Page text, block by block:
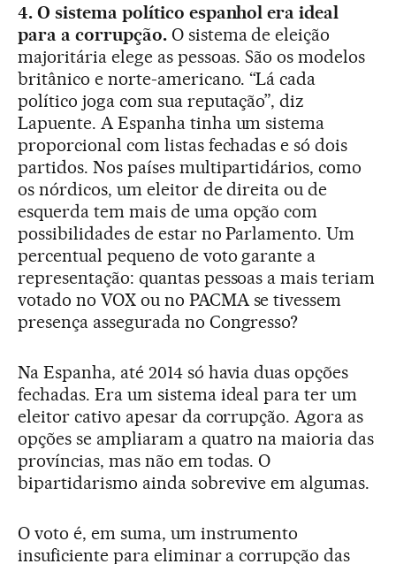
4. O sistema político espanhol era ideal
para a corrupção.O sistema de eleição
majoritária elege as pessoas. São os modelos
britânico e norte-americano. “Lá cada
político joga com sua reputação”, diz
Lapuente. A Espanha tinha um sistema
proporcional com listas fechadas e só dois
partidos. Nos países multipartidários, como
os nórdicos, um eleitor de direita ou de
esquerda tem mais de uma opção com
possibilidades de estar no Parlamento. Um
percentual pequeno de voto garante a
representação: quantas pessoas a mais teriam
votado no VOX ou no PACMA se tivessem
presença assegurada no Congresso?
Na Espanha, até 2014 só havia duas opções
fechadas. Era um sistema ideal para ter um
eleitor cativo apesar da corrupção. Agora as
opções se ampliaram a quatro na maioria das
províncias, mas não em todas. O
bipartidarismo ainda sobrevive em algumas.
O voto é, em suma, um instrumento
insuficiente para eliminar a corrupção das